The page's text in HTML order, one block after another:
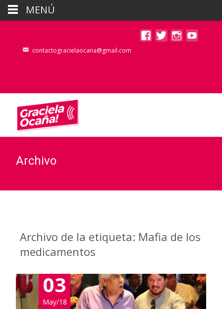
contactogracielaocana@gmail.com
Archivo
Archivo de la etiqueta: Mafia de los
medicamentos
03
May/18
MENÚ